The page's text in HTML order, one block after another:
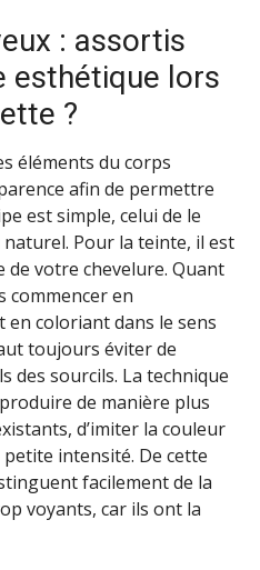
: assortis
esthétique lors
?
éléments du corps
afin de permettre
est simple, celui de le
Pour la teinte, il est
de votre chevelure. Quant
commencer en
coloriant dans le sens
toujours éviter de
des sourcils. La technique
de manière plus
d’imiter la couleur
intensité. De cette
facilement de la
voyants, car ils ont la